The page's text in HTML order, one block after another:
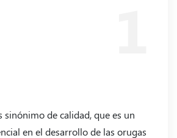
sinónimo de calidad, que es un
en el desarrollo de las orugas